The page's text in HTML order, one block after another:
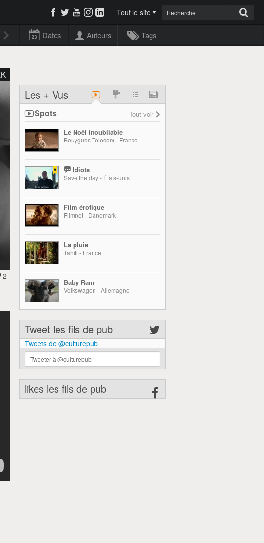
Tout le site
Dates Auteurs Tags
2
Les + Vus
Spots
Tout voir
Le Noël inoubliable
Bouygues Telecom - France
Idiots
Save the day - États-unis
Film érotique
Filmnet - Danemark
La pluie
Tahiti - France
Baby Ram
Volkswagen - Allemagne
Tweet les fils de pub
Tweets de @culturepub
Tweeter à @culturepub
likes les fils de pub